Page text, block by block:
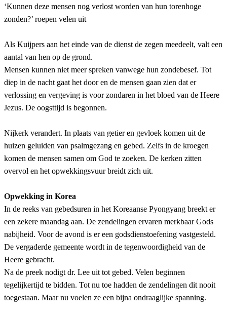
‘Kunnen deze mensen nog verlost worden van hun torenhoge
zonden?’ roepen velen uit
Als Kuijpers aan het einde van de dienst de zegen meedeelt, valt een
aantal van hen op de grond.
Mensen kunnen niet meer spreken vanwege hun zondebesef. Tot
diep in de nacht gaat het door en de mensen gaan zien dat er
verlossing en vergeving is voor zondaren in het bloed van de Heere
Jezus. De oogsttijd is begonnen.
Nijkerk verandert. In plaats van getier en gevloek komen uit de
huizen geluiden van psalmgezang en gebed. Zelfs in de kroegen
komen de mensen samen om God te zoeken. De kerken zitten
overvol en het opwekkingsvuur breidt zich uit.
Opwekking in Korea
In de reeks van gebedsuren in het Koreaanse Pyongyang breekt er
een zekere maandag aan. De zendelingen ervaren merkbaar Gods
nabijheid. Voor de avond is er een godsdienstoefening vastgesteld.
De vergaderde gemeente wordt in de tegenwoordigheid van de
Heere gebracht.
Na de preek nodigt dr. Lee uit tot gebed. Velen beginnen
tegelijkertijd te bidden. Tot nu toe hadden de zendelingen dit nooit
toegestaan. Maar nu voelen ze een bijna ondraaglijke spanning.